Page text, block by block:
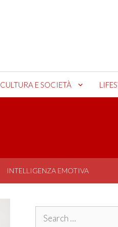
CULTURA E SOCIETÀ
INTELLIGENZA EMOTIVA
Search